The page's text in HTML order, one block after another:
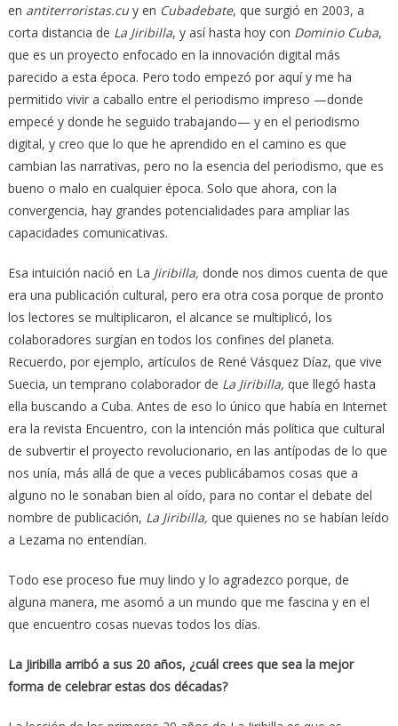
en antiterroristas.cu y en Cubadebate, que surgió en 2003, a
corta distancia de La Jiribilla, y así hasta hoy con Dominio Cuba,
que es un proyecto enfocado en la innovación digital más
parecido a esta época. Pero todo empezó por aquí y me ha
permitido vivir a caballo entre el periodismo impreso —donde
empecé y donde he seguido trabajando— y en el periodismo
digital, y creo que lo que he aprendido en el camino es que
cambian las narrativas, pero no la esencia del periodismo, que es
bueno o malo en cualquier época. Solo que ahora, con la
convergencia, hay grandes potencialidades para ampliar las
capacidades comunicativas.
Esa intuición nació en La Jiribilla, donde nos dimos cuenta de que
era una publicación cultural, pero era otra cosa porque de pronto
los lectores se multiplicaron, el alcance se multiplicó, los
colaboradores surgían en todos los confines del planeta.
Recuerdo, por ejemplo, artículos de René Vásquez Díaz, que vive
Suecia, un temprano colaborador de La Jiribilla, que llegó hasta
ella buscando a Cuba. Antes de eso lo único que había en Internet
era la revista Encuentro, con la intención más política que cultural
de subvertir el proyecto revolucionario, en las antípodas de lo que
nos unía, más allá de que a veces publicábamos cosas que a
alguno no le sonaban bien al oído, para no contar el debate del
nombre de publicación, La Jiribilla, que quienes no se habían leído
a Lezama no entendían.
Todo ese proceso fue muy lindo y lo agradezco porque, de
alguna manera, me asomó a un mundo que me fascina y en el
que encuentro cosas nuevas todos los días.
La Jiribilla arribó a sus 20 años, ¿cuál crees que sea la mejor
forma de celebrar estas dos décadas?